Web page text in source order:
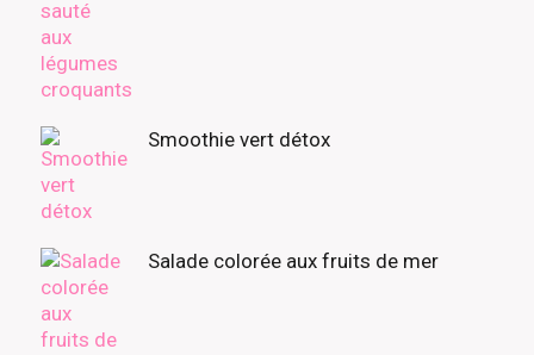
Smoothie vert détox
Salade colorée aux fruits de mer